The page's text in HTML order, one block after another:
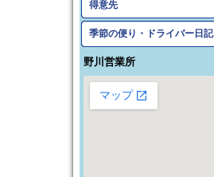
得意先
季節の便り・ドライバー日記
野川営業所